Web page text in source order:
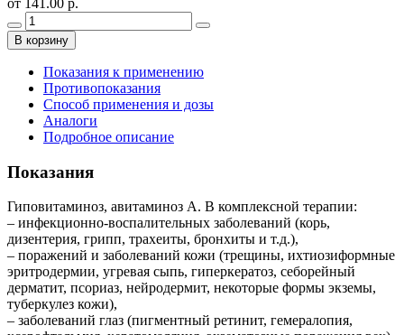
В корзину
Показания к применению
Противопоказания
Способ применения и дозы
Аналоги
Подробное описание
Показания
Гиповитаминоз, авитаминоз А. В комплексной терапии:
– инфекционно-воспалительных заболеваний (корь,
дизентерия, грипп, трахеиты, бронхиты и т.д.),
– поражений и заболеваний кожи (трещины, ихтиозиформные
эритродермии, угревая сыпь, гиперкератоз, себорейный
дерматит, псориаз, нейродермит, некоторые формы экземы,
туберкулез кожи),
– заболеваний глаз (пигментный ретинит, гемералопия,